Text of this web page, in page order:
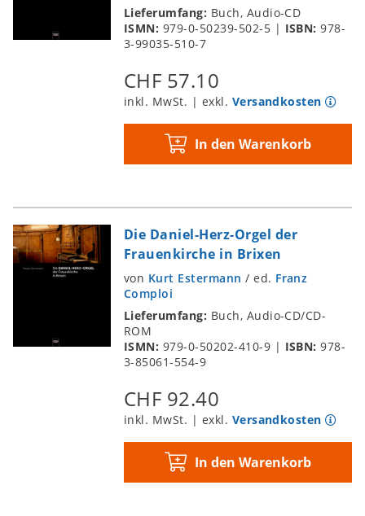
Cytharis vel etiam in Organum – Zur
Tastenmusik von und um Paul Hofhaimer
Franz Gratl: Streiflichter zur
Kirchenmusikpflege der Innsbrucker
Hofkapelle in der Hofkirche 1561 – 1748
1 – Die Ebert-Orgel
Teil 2 - Die italienische Orgel in der
Franz Caramelle: Die Silberne Kapelle der
Innsbrucker Hofkirche
Matthias und Alfred Reichling:
Orgelgeschichte der Silbernen Kapelle in
Innsbruck
Gerardus de Swerts, Pier Paolo Donati
und Reinhard Böllmann: Die Italienische
Orgel der Silbernen Kapelle –
Beschreibung, Restaurierung,
Spurensicherung
Gerardus De Swerts, Pier Paolo Donati
und Reinhard Böllmann: Organo di legno
– Überlegungen zu Typus und Provenienz
des Innsbrucker Instruments
Lieferumfang: Buch, Audio-CD
ISMN: 979-0-50239-502-5 | ISBN:978-
3-99035-510-7
CHF 57.10
inkl. MwSt. | exkl. Versandkosten
In den Warenkorb
Die Daniel-Herz-Orgel der
Frauenkirche in Brixen
von Kurt Estermann /ed. Franz
Comploi
Lieferumfang: Buch, Audio-CD/CD-
ROM
ISMN: 979-0-50202-410-9 | ISBN:978-
3-85061-554-9
CHF 92.40
inkl. MwSt. | exkl. Versandkosten
In den Warenkorb